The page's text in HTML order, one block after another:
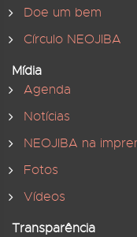
Doe um bem
Círculo NEOJIBA
Mídia
Agenda
Notícias
NEOJIBA na
Fotos
Vídeos
Transparência